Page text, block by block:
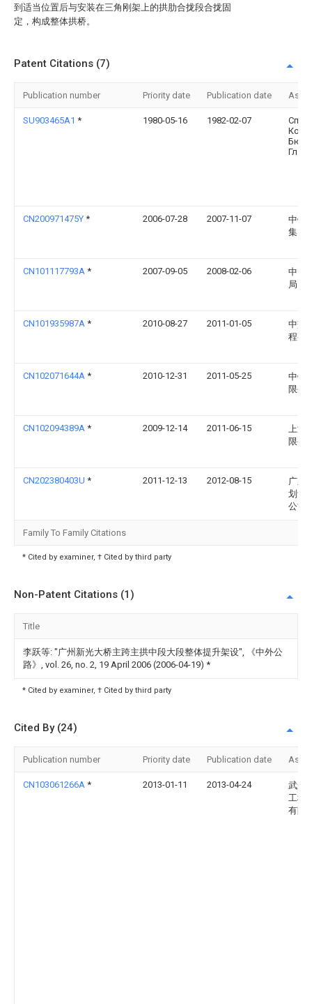
到适当位置后与安装在三角刚架上的拱肋合拢段合拢固
定，构成整体拱桥。
Patent Citations (7)
Publication number Priority date Publication date
SU903465A1 * 1980-05-16 1982-02-07
Бюро
CN200971475Y * 2006-07-28 2007-11-07
中铁
集团
CN101117793A * 2007-09-05 2008-02-06
中国
局
CN101935987A * 2010-08-27 2011-01-05
中交
程有
CN102071644A * 2010-12-31 2011-05-25
中铁
限公
CN102094389A * 2009-12-14 2011-06-15
上海
限公
CN202380403U * 2011-12-13 2012-08-15
广东
划设
公司
Family To Family Citations
* Cited by examiner, † Cited by third party
Non-Patent Citations (1)
Title
李跃等: "广州新光大桥主跨主拱中段大段整体提升架设", 《中外公
路》, vol. 26, no. 2, 19 April 2006 (2006-04-19) *
* Cited by examiner, † Cited by third party
Cited By (24)
Publication number Priority date Publication date
CN103061266A * 2013-01-11 2013-04-24
武船
工程
有限